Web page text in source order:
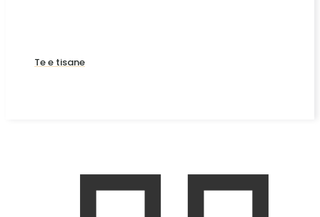
Te e tisane